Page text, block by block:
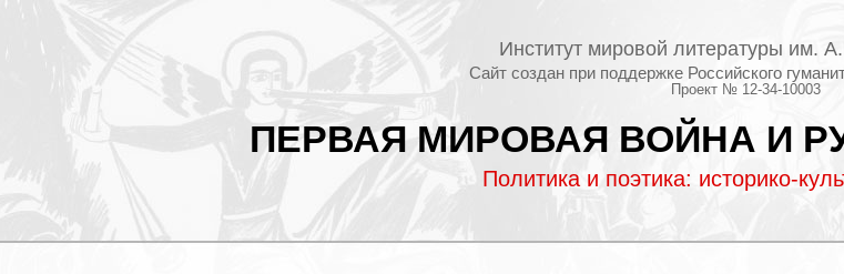
Институт мировой литературы им.
Сайт создан при поддержке Российского
Проект № 12-34-10003
ПЕРВАЯ МИРОВАЯ ВОЙНА И
Политика и поэтика: историко-